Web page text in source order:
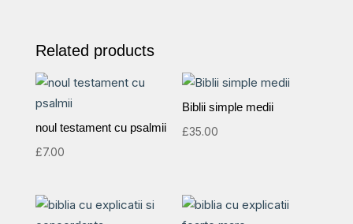
Related products
noul testament cu psalmii
£7.00
Biblii simple medii
£35.00